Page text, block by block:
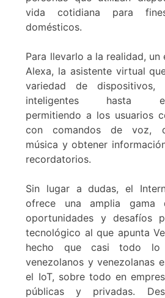
vida cotidiana para
domésticos.
Para llevarlo a la realidad,
Alexa, la asistente virtual
variedad de dispositivos,
inteligentes hasta
permitiendo a los usuarios
con comandos de voz,
música y obtener
recordatorios.
Sin lugar a dudas, el
ofrece una amplia gama
oportunidades y desafíos
tecnológico al que apunta
hecho que casi todo lo
venezolanos y venezolanas
el IoT, sobre todo en
públicas y privadas.